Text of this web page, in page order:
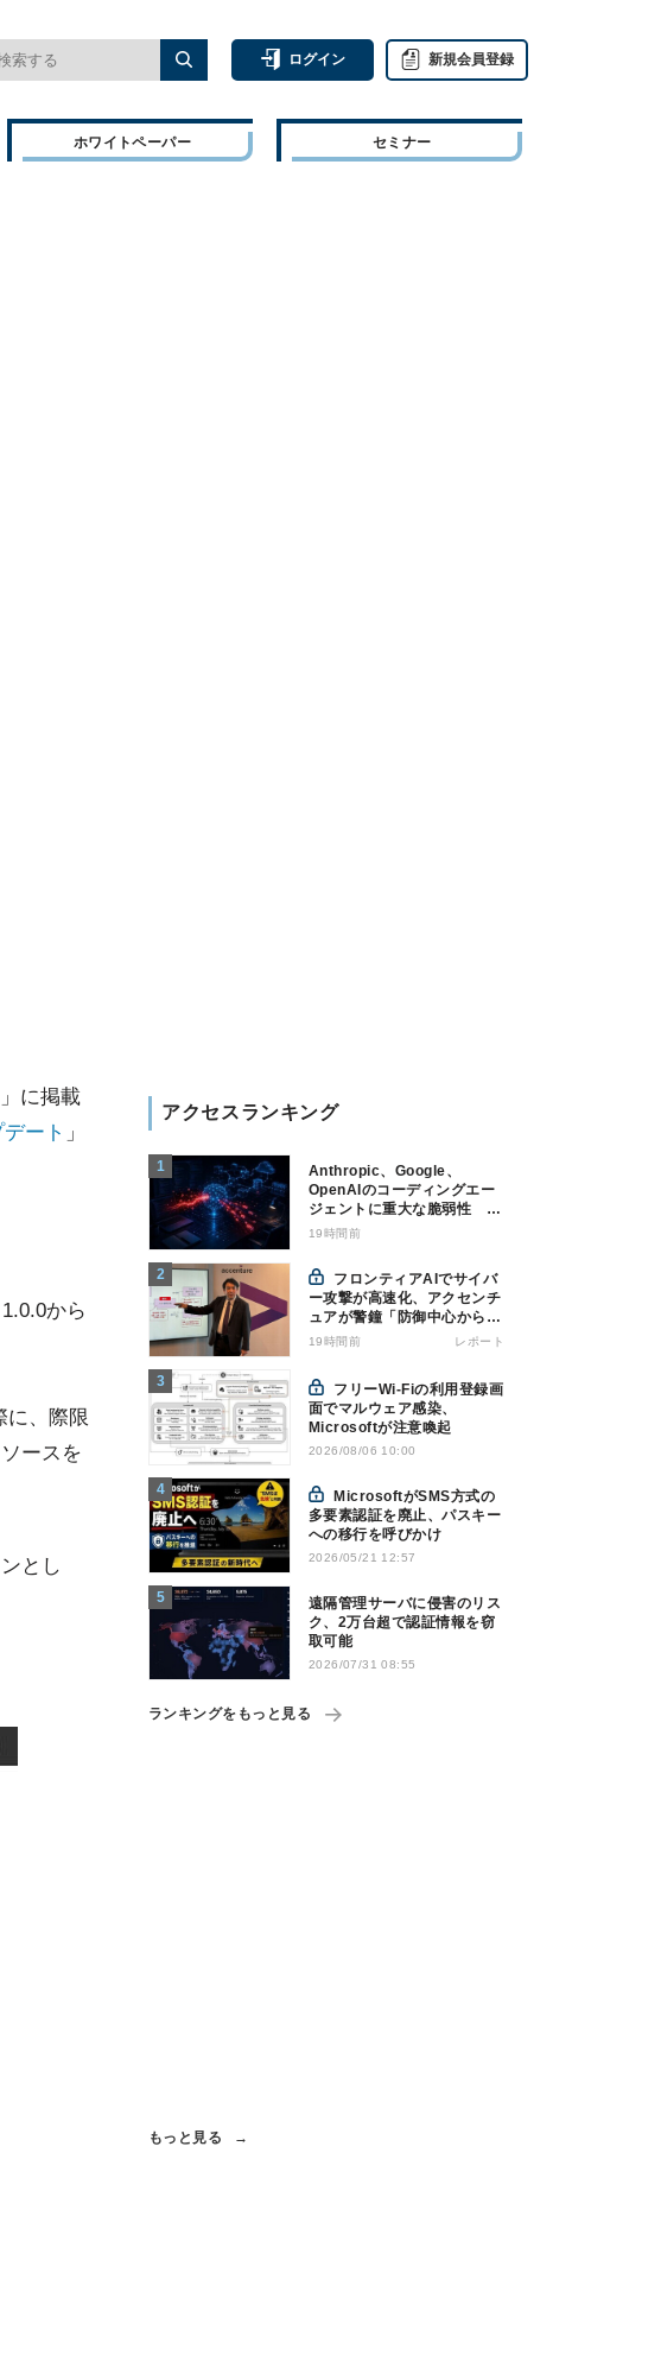
ログイン 新規会員登録
ホワイトペーパー セミナー
に掲載
ート 」
から
に、際限
ースを
とし
アクセスランキング
Anthropic、Google、
OpenAIのコーディングエー
ジェントに重大な脆弱性 認
証情報窃取などの恐れ
19時間前
ー攻撃が高速化、アクセンチ
ュアが警鐘「防御中心からの
脱却を」
19時間前 レポート
面でマルウェア感染、
Microsoftが注意喚起
2026/08/06 10:00
多要素認証を廃止、パスキー
への移行を呼びかけ
2026/05/21 12:57
遠隔管理サーバに侵害のリス
ク、2万台超で認証情報を窃
取可能
2026/07/31 08:55
ランキングをもっと見る
もっと見る